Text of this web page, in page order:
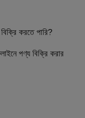
করতে পারি?
পণ্য বিক্রি করার